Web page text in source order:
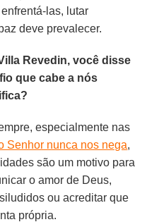
las, lutar
deve prevalecer.
Revedin, você disse
que cabe a nós
especialmente nas
Senhor nunca nos nega,
são um motivo para
o amor de Deus,
ou acreditar que
própria.